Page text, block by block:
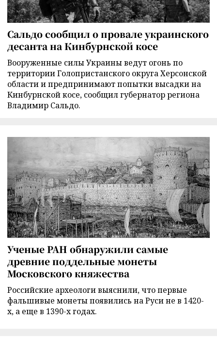
Сальдо сообщил о провале украинского
десанта на Кинбурнской косе
Вооруженные силы Украины ведут огонь по
территории Голопристанского округа Херсонской
области и предпринимают попытки высадки на
Кинбурнской косе, сообщил губернатор региона
Владимир Сальдо.
Ученые РАН обнаружили самые
древние поддельные монеты
Московского княжества
Российские археологи выяснили, что первые
фальшивые монеты появились на Руси не в 1420-
х, а еще в 1390-х годах.